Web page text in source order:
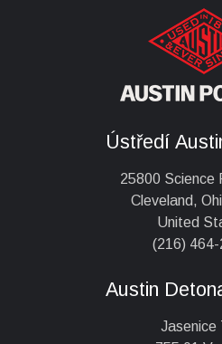
Ústředí
25800 Science
Cleveland,
United
(216) 464-
Austin
Jasenice